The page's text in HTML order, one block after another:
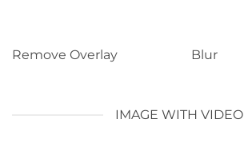
Remove Overlay Blur
IMAGE WITH VIDEO